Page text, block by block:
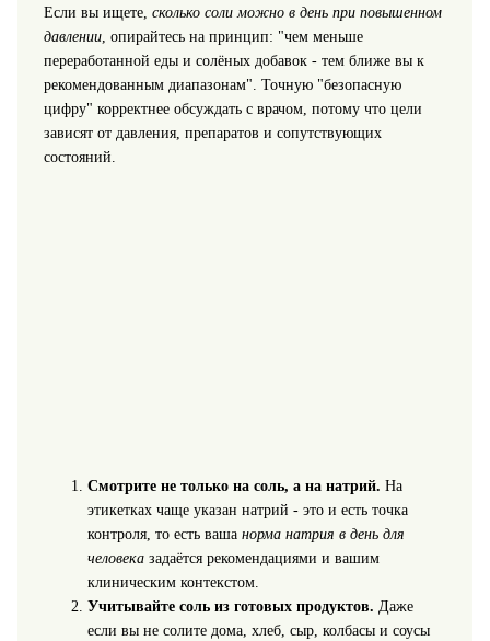
Если вы ищете, сколько соли можно в день при повышенном
давлении, опирайтесь на принцип: "чем меньше
переработанной еды и солёных добавок - тем ближе вы к
рекомендованным диапазонам". Точную "безопасную
цифру" корректнее обсуждать с врачом, потому что цели
зависят от давления, препаратов и сопутствующих
состояний.
Смотрите не только на соль, а на натрий. На
этикетках чаще указан натрий - это и есть точка
контроля, то есть ваша норма натрия в день для
человеказадаётся рекомендациями и вашим
клиническим контекстом.
Учитывайте соль из готовых продуктов. Даже
если вы не солите дома, хлеб, сыр, колбасы и соусы